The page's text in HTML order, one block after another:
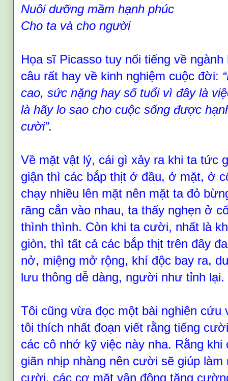
Nuôi dưỡng mầm hạnh phúc
Cho ta và cho người
Họa sĩ Picasso tuy nổi tiếng về
câu rất hay về kinh nghiệm cuộc đời: “
cao, sức nặng hay số tuổi vì đây là
là hãy lo sao cho cuộc sống được
cười”.
Về mặt vật lý, cái gì xảy ra khi ta tức
giận thì các bắp thịt ở đầu, ở mặt, ở
chạy nhiều lên mặt nên mặt ta đỏ
răng cắn vào nhau, ta thấy nghẹn ở
thình thình. Còn khi ta cười, nhất là
giòn, thì tất cả các bắp thịt trên đây
nở, miệng mở rộng, khí độc bay ra,
lưu thông dễ dàng, người như tỉnh lại.
Tôi cũng vừa đọc một bài nghiên cứu
tôi thích nhất đoạn viết rằng tiếng
các cô nhớ kỹ việc này nha. Rằng
giãn nhịp nhàng nên cười sẽ giúp
cười, các cơ mặt vận động tăng